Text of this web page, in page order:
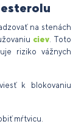
na stenách
ciev. Toto
riziko vážnych
k blokovaniu
mŕtvicu.